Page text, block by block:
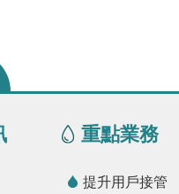
重點業務
提升用戶接管